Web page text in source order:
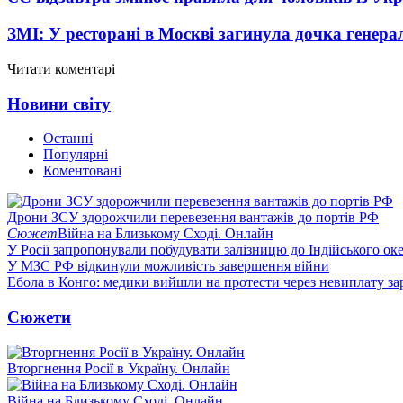
ЗМІ: У ресторані в Москві загинула дочка
Читати коментарі
Новини світу
Останні
Популярні
Коментовані
Дрони ЗСУ здорожчили перевезення вантажів до портів РФ
СюжетВійна на Близькому Сході. Онлайн
У Росії запропонували побудувати залізницю до Індійського
У МЗС РФ відкинули можливість завершення війни
Ебола в Конго: медики вийшли на протести через невиплату
Сюжети
Вторгнення Росії в Україну. Онлайн